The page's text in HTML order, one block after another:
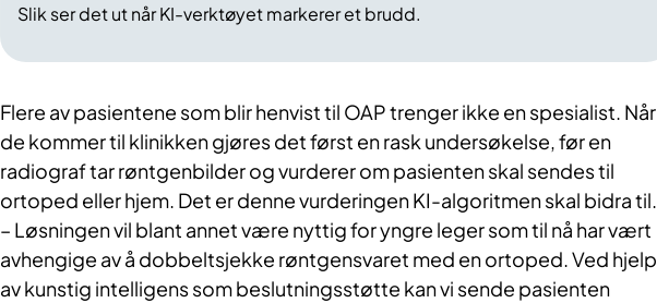
Slik ser det ut når KI-verktøyet markerer et brudd.
Flere av pasientene som blir henvist til OAP trenger ikke en spesialist. Når
de kommer til klinikken gjøres det først en rask undersøkelse, før en
radiograf tar røntgenbilder og vurderer om pasienten skal sendes til
ortoped eller hjem. Det er denne vurderingen KI-algoritmen skal bidra til.
– Løsningen vil blant annet være nyttig for yngre leger som til nå har vært
avhengige av å dobbeltsjekke røntgensvaret med en ortoped. Ved hjelp
av kunstig intelligens som beslutningsstøtte kan vi sende pasienten